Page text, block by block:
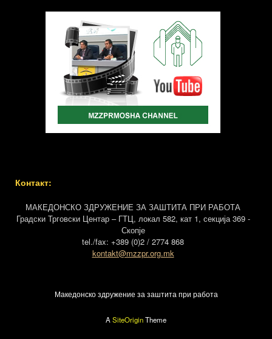
Контакт:
МАКЕДОНСКО ЗДРУЖЕНИЕ ЗА ЗАШТИТА ПРИ РАБОТА
Градски Трговски Центар – ГТЦ, локал 582, кат 1, секција 369 -
Скопје
tel./fax: +389 (0)2 / 2774 868
kontakt@mzzpr.org.mk
Македонско здружение за заштита при работа
A SiteOriginTheme